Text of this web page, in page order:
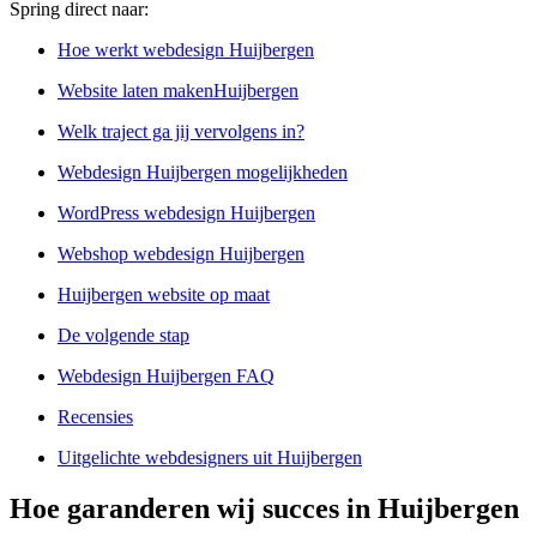
Spring direct naar:
Hoe werkt webdesign Huijbergen
Website laten makenHuijbergen
Welk traject ga jij vervolgens in?
Webdesign Huijbergen mogelijkheden
WordPress webdesign Huijbergen
Webshop webdesign Huijbergen
Huijbergen website op maat
De volgende stap
Webdesign Huijbergen FAQ
Recensies
Uitgelichte webdesigners uit Huijbergen
Hoe garanderen wij succes in Huijbergen